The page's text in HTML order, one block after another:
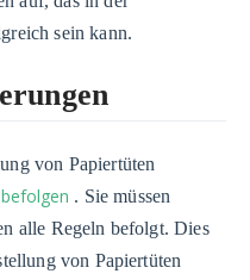
sein kann.
von Papiertüten
. Sie müssen
alle Regeln befolgt. Dies
von Papiertüten